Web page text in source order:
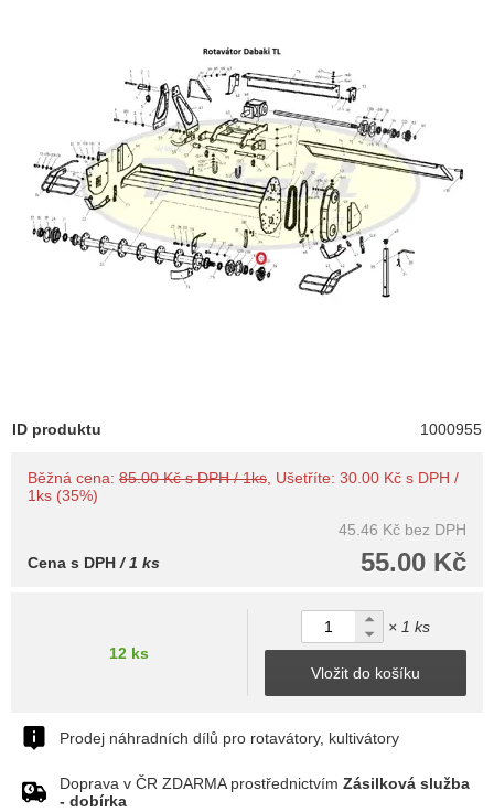
ID produktu 1000955
Běžná cena: 85.00 Kč s DPH / 1ks , Ušetříte: 30.00 Kč s DPH /
1ks (35%)
45.46 Kč bez DPH
55.00 Kč
Cena s DPH / 1 ks
12 ks
× 1 ks
Vložit do košíku
Prodej náhradních dílů pro rotavátory, kultivátory
Doprava v ČR ZDARMA prostřednictvím Zásilková služba
- dobírka